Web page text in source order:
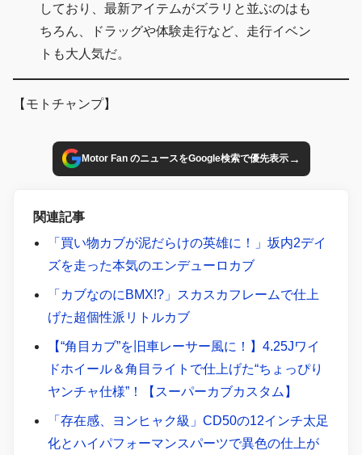
しており、最新アイテムがズラリと並ぶのはも
ちろん、ドラッグや体験走行など、走行イベン
トも大人気だ。
【モトチャンプ】
Motor Fan のニュースをGoogle検索で優先表示→
関連記事
「買い物カブが泥だらけの英雄に！」坂内2デイ
ズを走った本気のエンデューロカブ
「カブなのにBMX!?」スカスカフレームで仕上
げた超個性派リトルカブ
【“角目カブ”を旧車レーサー風に！】4.25Jワイ
ドホイール＆角目ライトで仕上げた“ちょっぴり
ヤンチャ仕様”！【スーパーカブカスタム】
「存在感、ヨンヒャク級」CD50の12インチ太足
化とハイパフォーマンスパーツで異色の仕上が